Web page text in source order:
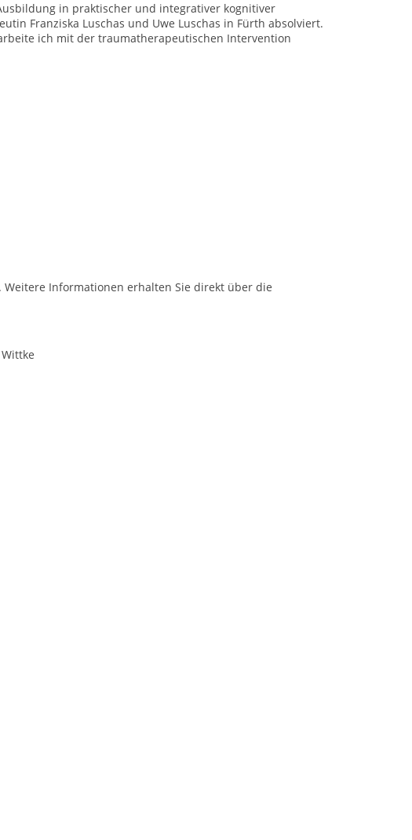
in praktischer und integrativer kognitiver
Franziska Luschas und Uwe Luschas in Fürth absolviert.
ich mit der traumatherapeutischen Intervention
Informationen erhalten Sie direkt über die